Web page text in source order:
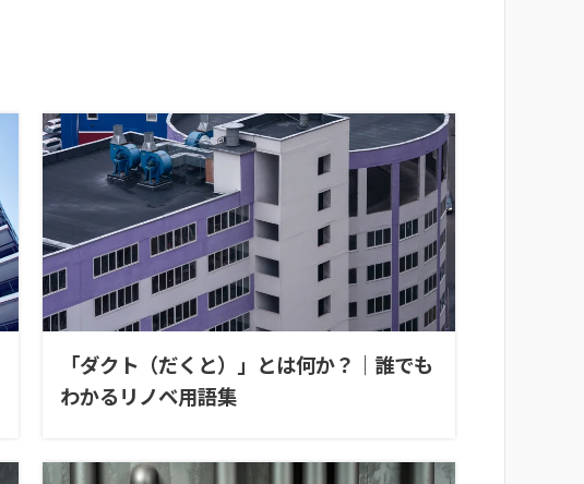
「ダクト（だくと）」とは何か？｜誰でも
わかるリノベ用語集